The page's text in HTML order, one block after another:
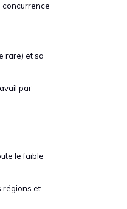
concurrence
rare) et sa
par
le faible
régions et